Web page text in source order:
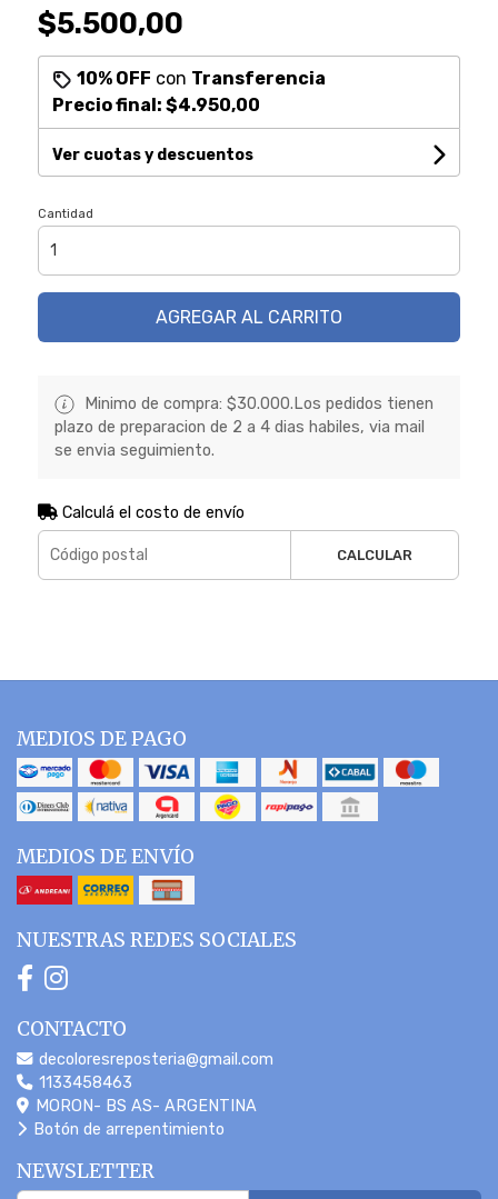
$5.500,00
10% OFF con Transferencia
Precio final: $4.950,00
Ver cuotas y descuentos
Cantidad
AGREGAR AL CARRITO
Minimo de compra: $30.000.Los pedidos tienen
plazo de preparacion de 2 a 4 dias habiles, via mail
se envia seguimiento.
Calculá el costo de envío
CALCULAR
MEDIOS DE PAGO
MEDIOS DE ENVÍO
NUESTRAS REDES SOCIALES
CONTACTO
decoloresreposteria@gmail.com
1133458463
MORON- BS AS- ARGENTINA
Botón de arrepentimiento
NEWSLETTER